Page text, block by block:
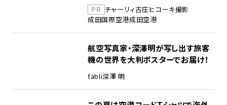
PR チャーリィ古庄ヒコーキ撮影
成田国際空港成田空港
航空写真家・深澤明が写し出す旅客
機の世界を大判ポスターでお届け！
fabli深澤 明